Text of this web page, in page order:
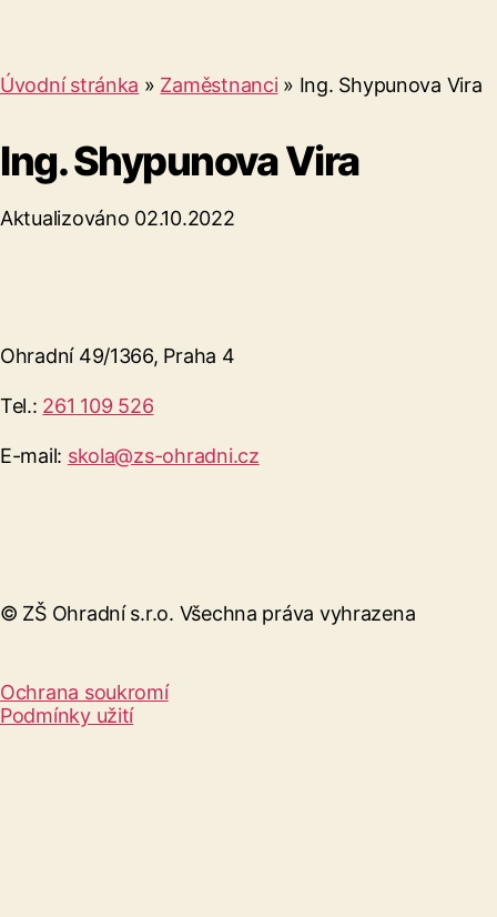
Úvodní stránka » Zaměstnanci » Ing. Shypunova Vira
Ing. Shypunova Vira
Aktualizováno 02.10.2022
Ohradní 49/1366, Praha 4
Tel.: 261 109 526
E-mail: skola@zs-ohradni.cz
© ZŠ Ohradní s.r.o. Všechna práva vyhrazena
Ochrana soukromí
Podmínky užití